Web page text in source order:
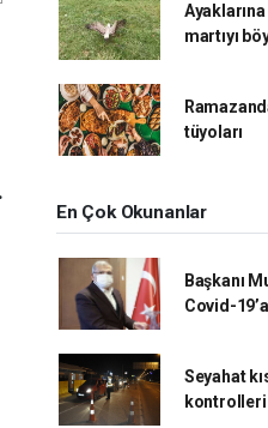
martıyı
tüyoları
En Çok Okunanlar
Başkanı
Covid-
Seyahat
kontrolleri